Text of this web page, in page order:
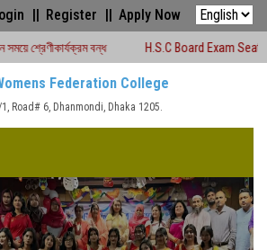
Register Apply Now
বন্ধ H.S.C Board Exam Seat Plan (
Federation College
Road# 6, Dhanmondi, Dhaka 1205.